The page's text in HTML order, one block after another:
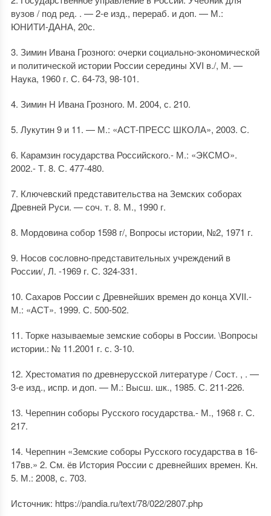
вузов / под ред. . — 2-е изд., перераб. и доп. — М.:
ЮНИТИ-ДАНА, 20с.
3. Зимин Ивана Грозного: очерки социально-экономической
и политической истории России середины XVI в./, М. —
Наука, 1960 г. С. 64-73, 98-101.
4. Зимин Н Ивана Грозного. М. 2004, с. 210.
5. Лукутин 9 и 11. — М.: «АСТ-ПРЕСС ШКОЛА», 2003. С.
6. Карамзин государства Российского.- М.: «ЭКСМО».
2002.- Т. 8. С. 477-480.
7. Ключевский представительства на Земских соборах
Древней Руси. — соч. т. 8. М., 1990 г.
8. Мордовина собор 1598 г/, Вопросы истории, №2, 1971 г.
9. Носов сословно-представительных учреждений в
России/, Л. -1969 г. С. 324-331.
10. Сахаров России с Древнейших времен до конца XVII.-
М.: «АСТ». 1999. С. 500-502.
11. Торке называемые земские соборы в России. \Вопросы
истории.: № 11.2001 г. с. 3-10.
12. Хрестоматия по древнерусской литературе / Сост. , . —
3-е изд., испр. и доп. — М.: Высш. шк., 1985. С. 211-226.
13. Черепнин соборы Русского государства.- М., 1968 г. С.
217.
14. Черепнин «Земские соборы Русского государства в 16-
17вв.» 2. См. ёв История России с древнейших времен. Кн.
5. М.: 2008, с. 703.
Источник: https://pandia.ru/text/78/022/2807.php